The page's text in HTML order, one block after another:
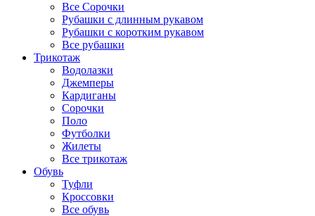
Все Сорочки
Рубашки с длинным рукавом
Рубашки с коротким рукавом
Все рубашки
Трикотаж
Водолазки
Джемперы
Кардиганы
Сорочки
Поло
Футболки
Жилеты
Все трикотаж
Обувь
Туфли
Кроссовки
Все обувь